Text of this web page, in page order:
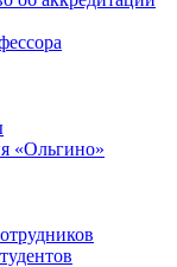
«Ольгино»